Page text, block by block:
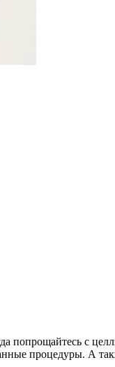
попрощайтесь с
процедуры. А